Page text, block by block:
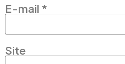
E-mail *
Site